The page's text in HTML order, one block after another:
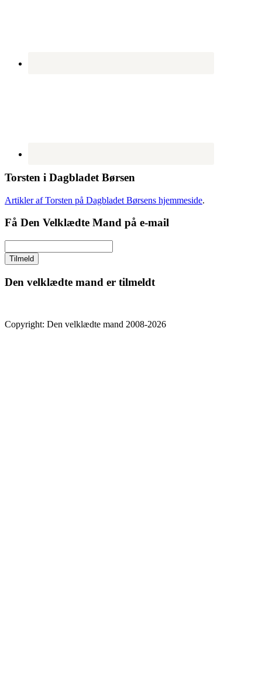
Torsten i Dagbladet Børsen
Artikler af Torsten på Dagbladet Børsens hjemmeside.
Få Den Velklædte Mand på e-mail
Den velklædte mand er tilmeldt
Copyright: Den velklædte mand 2008-2026